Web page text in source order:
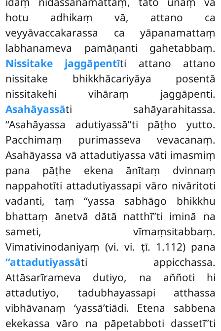
hotu adhikaṃ vā, attano ca
veyyāvaccakarassa ca yāpanamattaṃ
labhanameva pamāṇanti gahetabbaṃ.
Nissitake jaggāpentīti attano attano
nissitake bhikkhācariyāya posentā
nissitakehi vihāraṃ jaggāpenti.
Asahāyassāti sahāyarahitassa.
‘‘Asahāyassa adutiyassā’’ti pāṭho yutto.
Pacchimaṃ purimasseva vevacanaṃ.
Asahāyassa vā attadutiyassa vāti imasmiṃ
pana pāṭhe ekena ānītaṃ dvinnaṃ
nappahotīti attadutiyassapi vāro nivāritoti
vadanti, taṃ ‘‘yassa sabhāgo bhikkhu
bhattaṃ ānetvā dātā natthī’’ti iminā na
sameti, vīmaṃsitabbaṃ.
Vimativinodaniyaṃ (vi. vi. ṭī. 1.112) pana
‘‘attadutiyassāti appicchassa.
Attāsarīrameva dutiyo, na aññoti hi
attadutiyo, tadubhayassapi atthassa
vibhāvanaṃ ‘yassā’tiādi. Etena sabbena
ekekassa vāro na pāpetabboti dassetī’’ti